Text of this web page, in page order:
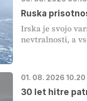
Ruska
Irska je svojo
nevtralnosti, a
01. 08. 2026 10.20
30 let hitre